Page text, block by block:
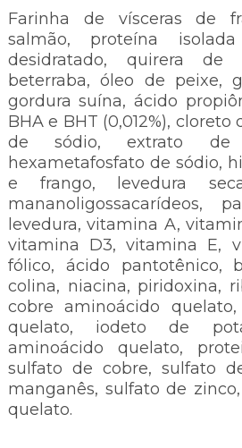
Farinha de vísceras de
salmão, proteína
desidratado, quirera
beterraba, óleo de peixe,
gordura suína, ácido
BHA e BHT (0,012%),
de sódio, extrato de
hexametafosfato de sódio,
e frango, levedura
mananoligossacarídeos,
levedura, vitamina A,
vitamina D3, vitamina E,
fólico, ácido pantotênico,
colina, niacina, piridoxina,
cobre aminoácido
quelato, iodeto de
aminoácido quelato,
sulfato de cobre, sulfato
manganês, sulfato de
quelato.